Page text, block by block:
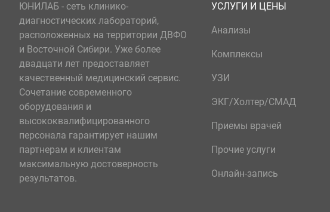
ЮНИЛАБ - сеть клинико-
диагностических лабораторий,
расположенных на территории ДВФО
и Восточной Сибири. Уже более
двадцати лет предоставляет
качественный медицинский сервис.
Сочетание современного
оборудования и
высококвалифицированного
персонала гарантирует нашим
партнерам и клиентам
максимальную достоверность
результатов.
УСЛУГИ И ЦЕНЫ
Анализы
Комплексы
УЗИ
ЭКГ/Холтер/СМАД
Приемы врачей
Прочие услуги
Онлайн-запись